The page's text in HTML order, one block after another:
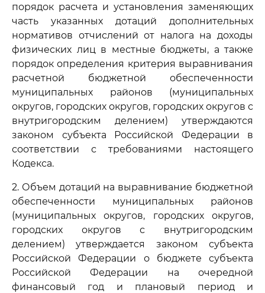
порядок расчета и установления заменяющих
часть указанных дотаций дополнительных
нормативов отчислений от налога на доходы
физических лиц в местные бюджеты, а также
порядок определения критерия выравнивания
расчетной бюджетной обеспеченности
муниципальных районов (муниципальных
округов, городских округов, городских округов с
внутригородским делением) утверждаются
законом субъекта Российской Федерации в
соответствии с требованиями настоящего
Кодекса.
2. Объем дотаций на выравнивание бюджетной
обеспеченности муниципальных районов
(муниципальных округов, городских округов,
городских округов с внутригородским
делением) утверждается законом субъекта
Российской Федерации о бюджете субъекта
Российской Федерации на очередной
финансовый год и плановый период и